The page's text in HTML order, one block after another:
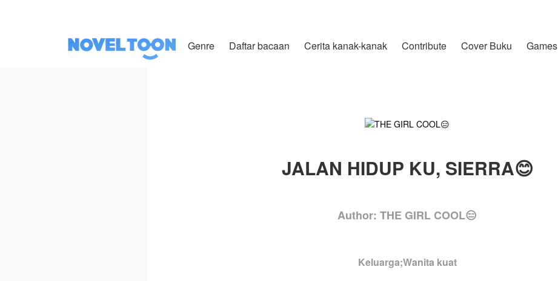
Genre Daftar bacaan Cerita kanak-kanak Contribute Cover Buku Games
JALAN HIDUP KU, SIERRA😊
Author: THE GIRL COOL😑
Keluarga;Wanita kuat